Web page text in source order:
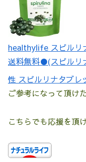
healthylife スピルリ
送料無料●(スピルリ
性 スピルリナタブレ
ご参考になって頂け
こちらでも応援を頂